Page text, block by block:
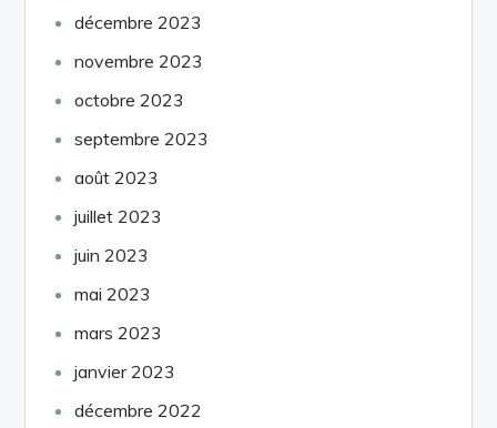
décembre 2023
novembre 2023
octobre 2023
septembre 2023
août 2023
juillet 2023
juin 2023
mai 2023
mars 2023
janvier 2023
décembre 2022